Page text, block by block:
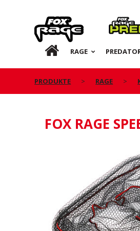
Rage
DE RAGE
PRODUKTE RAGE
FOX RAGE